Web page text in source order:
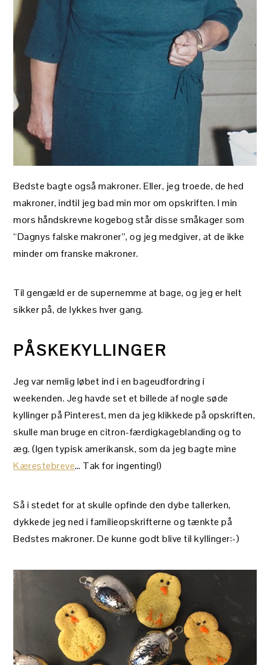
Bedste bagte også makroner. Eller, jeg troede, de hed
makroner, indtil jeg bad min mor om opskriften. I min
mors håndskrevne kogebog står disse småkager som
“Dagnys falske makroner”, og jeg medgiver, at de ikke
minder om franske makroner.
Til gengæld er de supernemme at bage, og jeg er helt
sikker på, de lykkes hver gang.
PÅSKEKYLLINGER
Jeg var nemlig løbet ind i en bageudfordring i
weekenden. Jeg havde set et billede af nogle søde
kyllinger på Pinterest, men da jeg klikkede på opskriften,
skulle man bruge en citron-færdigkageblanding og to
æg. (Igen typisk amerikansk, som da jeg bagte mine
Kærestebreve… Tak for ingenting!)
Så i stedet for at skulle opfinde den dybe tallerken,
dykkede jeg ned i familieopskrifterne og tænkte på
Bedstes makroner. De kunne godt blive til kyllinger:-)